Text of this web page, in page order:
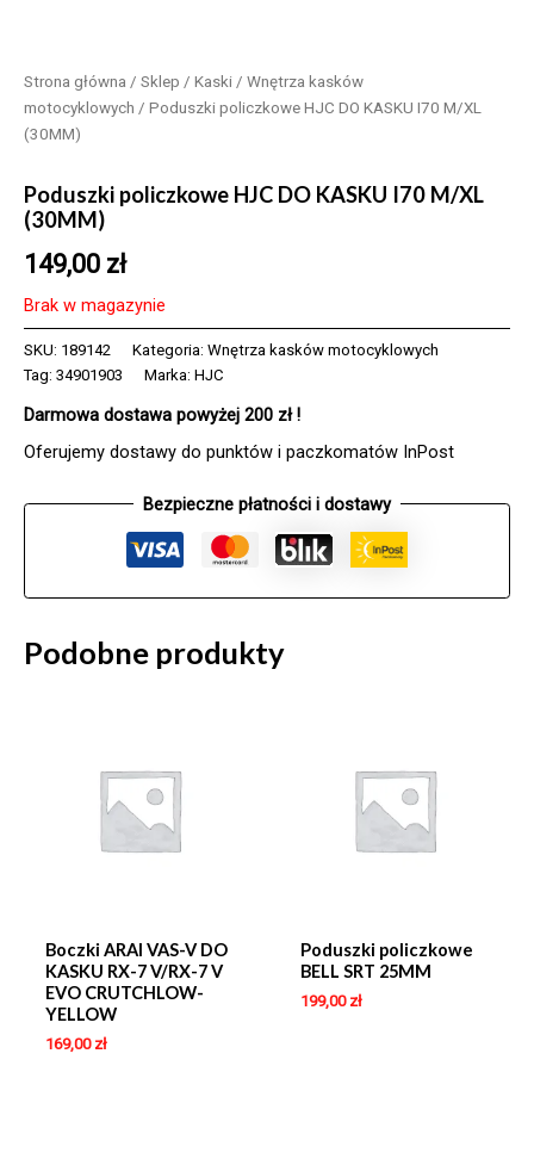
Strona główna / Sklep / Kaski / Wnętrza kasków
motocyklowych / Poduszki policzkowe HJC DO KASKU I70 M/XL
(30MM)
Poduszki policzkowe HJC DO KASKU I70 M/XL
(30MM)
149,00 zł
Brak w magazynie
SKU: 189142 Kategoria: Wnętrza kasków motocyklowych
Tag: 34901903 Marka: HJC
Darmowa dostawa powyżej 200 zł !
Oferujemy dostawy do punktów i paczkomatów InPost
Bezpieczne płatności i dostawy
Podobne produkty
Boczki ARAI VAS-V DO
KASKU RX-7 V/RX-7 V
EVO CRUTCHLOW-
YELLOW
169,00 zł
Poduszki policzkowe
BELL SRT 25MM
199,00 zł